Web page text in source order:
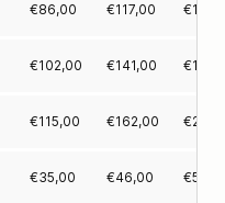
€86,00 €117,00 €
€102,00 €141,00 €
€115,00 €162,00 €
€35,00 €46,00 €